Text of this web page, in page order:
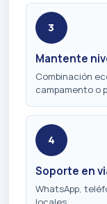
3
Mantente
Combinación
campamento o
4
Soporte en
WhatsApp,